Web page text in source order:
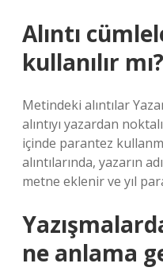
Alıntı
kullanılır mı?
Metindeki alıntılar
alıntıyı yazardan
içinde parantez
alıntılarında, yazarın
metne eklenir ve yıl
ne anlama